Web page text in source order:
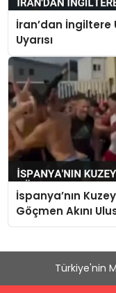
İran’dan İngiltere
Uyarısı
İspanya’nın
Göçmen Akını
Türkiye'nin